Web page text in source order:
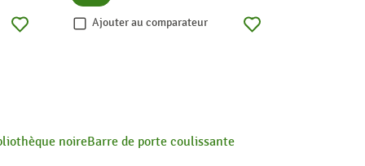
Ajouter au comparateur
noireBarre de porte coulissante